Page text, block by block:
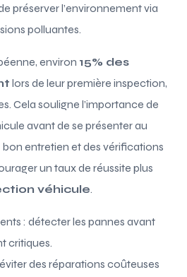
préserver l’environnement via
polluantes.
environ 15% des
lors de leur première inspection,
Cela souligne l’importance de
avant de se présenter au
entretien et des vérifications
un taux de réussite plus
véhicule.
: détecter les pannes avant
critiques.
des réparations coûteuses